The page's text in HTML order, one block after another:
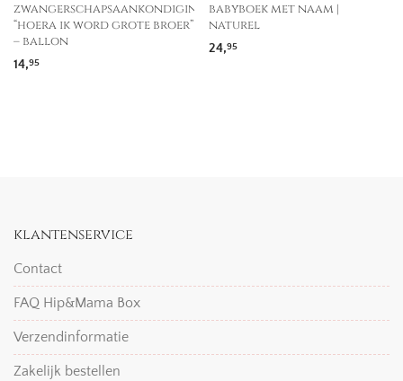
zwangerschapsaankondiging
“hoera ik word grote broer”
– ballon
14,95
babyboek met naam |
naturel
24,95
klantenservice
Contact
FAQ Hip&Mama Box
Verzendinformatie
Zakelijk bestellen